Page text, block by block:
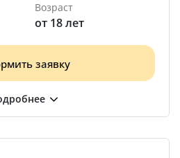
Возраст
от 18 лет
заявку